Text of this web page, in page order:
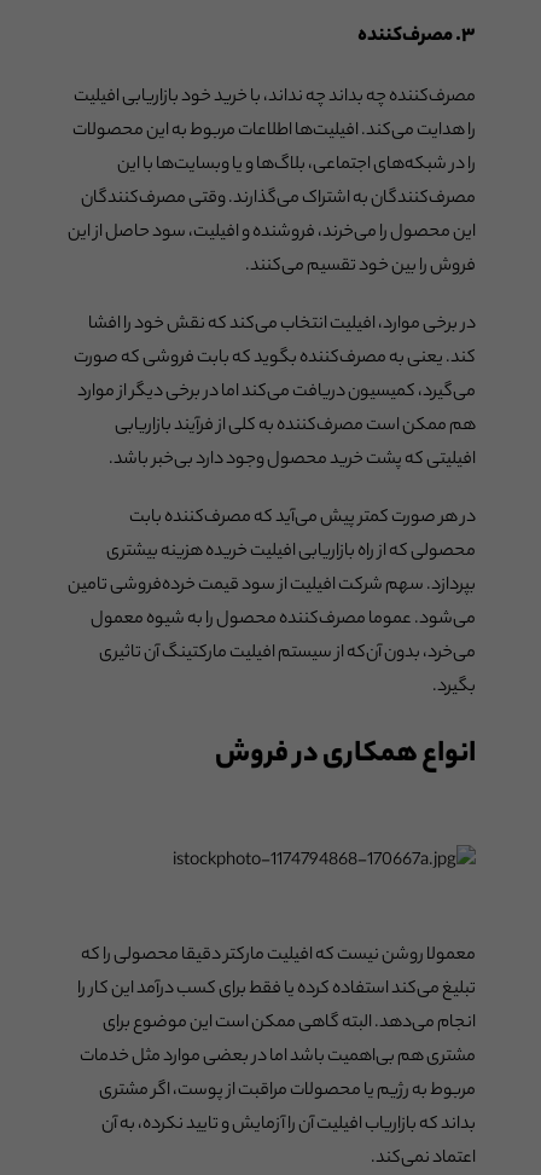
۳. مصرف‌کننده
مصرف‌کننده چه بداند چه نداند، با خرید خود بازاریابی افیلیت
را هدایت می‌کند. افیلیت‌ها اطلاعات مربوط به این محصولات
را در شبکه‌های اجتماعی، بلاگ‌ها و یا وبسایت‌ها با این
مصرف‌کنندگان به اشتراک می‌گذارند. وقتی مصرف‌کنندگان
این محصول را می‌خرند، فروشنده و افیلیت، سود حاصل از این
فروش را بین خود تقسیم می‌کنند.
در برخی موارد، افیلیت انتخاب می‌کند که نقش خود را افشا
کند. یعنی به مصرف‌کننده بگوید که بابت فروشی که صورت
می‌گیرد، کمیسیون دریافت می‌کند اما در برخی دیگر از موارد
هم ممکن است مصرف‌کننده به کلی از فرآیند بازاریابی
افیلیتی که پشت خرید محصول وجود دارد بی‌خبر باشد.
در هر صورت کمتر پیش می‌آید که مصرف‌کننده بابت
محصولی که از راه بازاریابی افیلیت خریده هزینه بیشتری
بپردازد. سهم شرکت افیلیت از سود قیمت خرده‌فروشی تامین
می‌شود. عموما مصرف‌کننده محصول را به شیوه معمول
می‌خرد، بدون آن‌که از سیستم افیلیت مارکتینگ آن تاثیری
بگیرد.
انواع همکاری در فروش
معمولا روشن نیست که افیلیت مارکتر دقیقا محصولی را که
تبلیغ می‌کند استفاده کرده یا فقط برای کسب درآمد این کار را
انجام می‌دهد. البته گاهی ممکن است این موضوع برای
مشتری هم بی‌اهمیت باشد اما در بعضی موارد مثل خدمات
مربوط به رژیم یا محصولات مراقبت از پوست، اگر مشتری
بداند که بازاریاب افیلیت آن را آزمایش و تایید نکرده، به آن
اعتماد نمی‌کند.